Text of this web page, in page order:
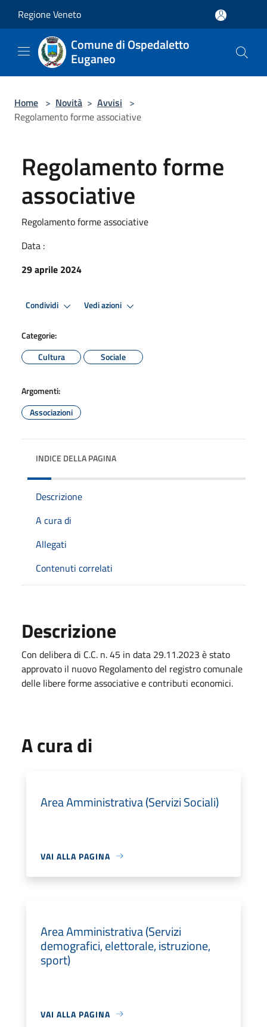
Regione Veneto
Comune di Ospedaletto
Euganeo
Home > Novità > Avvisi >
Regolamento forme associative
Regolamento forme
associative
Regolamento forme associative
Data :
29 aprile 2024
Condividi Vedi azioni
Categorie:
Cultura
Sociale
Argomenti:
Associazioni
INDICE DELLA PAGINA
Descrizione
A cura di
Allegati
Contenuti correlati
Descrizione
Con delibera di C.C. n. 45 in data 29.11.2023 è stato
approvato il nuovo Regolamento del registro comunale
delle libere forme associative e contributi economici.
A cura di
Area Amministrativa (Servizi Sociali)
VAI ALLA PAGINA
Area Amministrativa (Servizi
demografici, elettorale, istruzione,
sport)
VAI ALLA PAGINA